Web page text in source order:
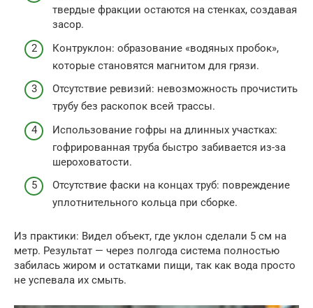
твердые фракции остаются на стенках, создавая
засор.
Контруклон: образование «водяных пробок»,
которые становятся магнитом для грязи.
Отсутствие ревизий: невозможность прочистить
трубу без раскопок всей трассы.
Использование гофры на длинных участках:
гофрированная труба быстро забивается из-за
шероховатости.
Отсутствие фаски на концах труб: повреждение
уплотнительного кольца при сборке.
Из практики: Видел объект, где уклон сделали 5 см на
метр. Результат — через полгода система полностью
забилась жиром и остатками пищи, так как вода просто
не успевала их смыть.